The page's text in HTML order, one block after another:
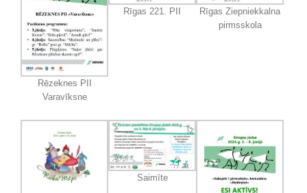
Rēzeknes PII
Varavīksne
Rīgas 221. PII
Rīgas Ziepniekkalna
pirmsskola
Saimīte